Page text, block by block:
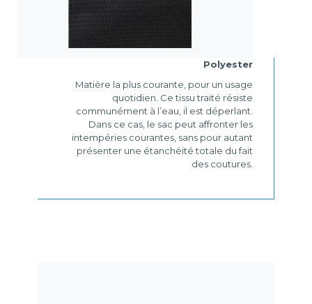
Polyester
Matière la plus courante, pour un usage
quotidien. Ce tissu traité résiste
communément à l’eau, il est déperlant.
Dans ce cas, le sac peut affronter les
intempéries courantes, sans pour autant
présenter une étanchéité totale du fait
des coutures.